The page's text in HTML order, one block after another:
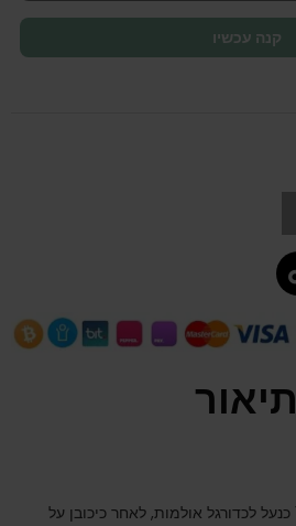
קנה עכשיו
תיאור
הושקה לראשונה בשנות 1950 כנעל לכדורגל אולמות, לאחר כיכובן על